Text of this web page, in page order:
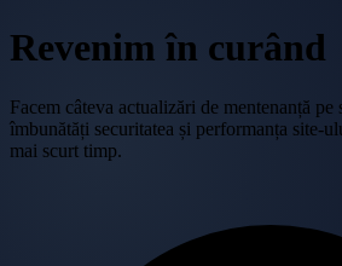
Revenim în curând
Facem câteva actualizări de mentenanță pe
îmbunătăți securitatea și performanța site-
mai scurt timp.